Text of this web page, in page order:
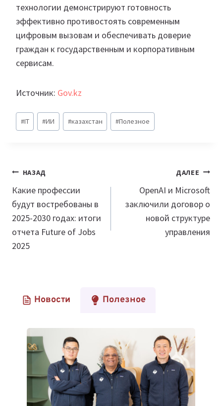
технологии демонстрируют готовность
эффективно противостоять современным
цифровым вызовам и обеспечивать доверие
граждан к государственным и корпоративным
сервисам.
Источник: Gov.kz
Метки
записи:
#IT #ИИ #казахстан #Полезное
Навигация
по
записям
НАЗАД
Какие профессии
будут востребованы в
2025-2030 годах: итоги
отчета Future of Jobs
2025
ДАЛЕЕ
OpenAI и Microsoft
заключили договор о
новой структуре
управления
Новости Полезное